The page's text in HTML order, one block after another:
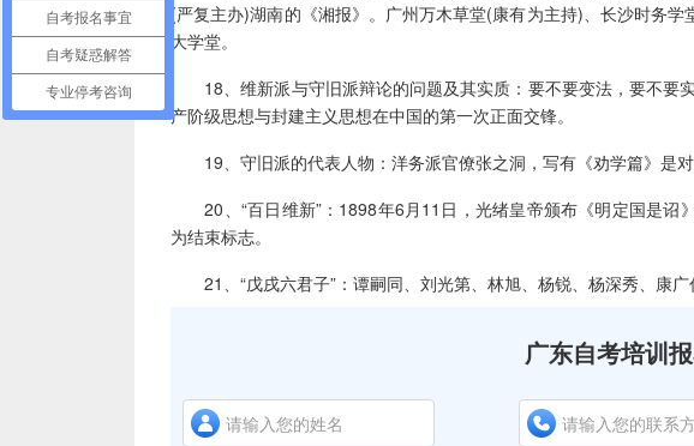
(严复主办)湖南的《湘报》。广州万木草堂(康有为主持)、长沙时务
大学堂。
18、维新派与守旧派辩论的问题及其实质：要不要变法，要不要
产阶级思想与封建主义思想在中国的第一次正面交锋。
19、守旧派的代表人物：洋务派官僚张之洞，写有《劝学篇》是对
20、“百日维新”：1898年6月11日，光绪皇帝颁布《明定国是诏
为结束标志。
21、“戊戌六君子”：谭嗣同、刘光第、林旭、杨锐、杨深秀、康广
广东自考培训
自考报名事宜
自考疑惑解答
专业停考咨询